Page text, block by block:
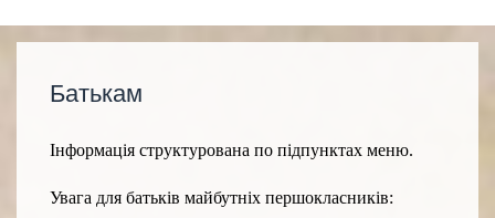
Батькам
Інформація структурована по підпунктах меню.
Увага для батьків майбутніх першокласників: